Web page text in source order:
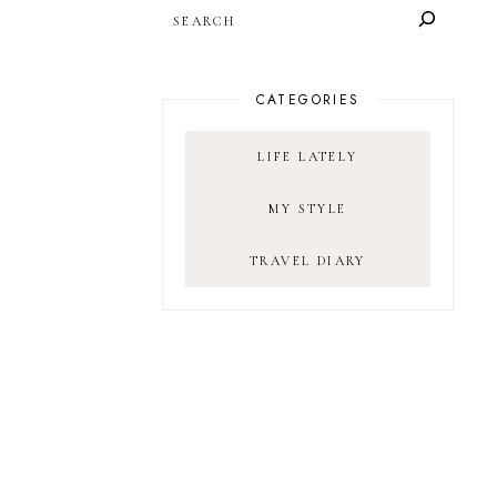
CATEGORIES
LIFE LATELY
MY STYLE
TRAVEL DIARY